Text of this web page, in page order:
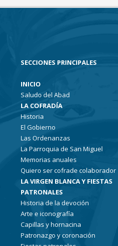
SECCIONES PRINCIPALES
INICIO
Saludo del Abad
LA COFRADÍA
Historia
El Gobierno
Las Ordenanzas
La Parroquia de San Miguel
Memorias anuales
Quiero ser cofrade colaborador
LA VIRGEN BLANCA Y FIESTAS
PATRONALES
Historia de la devoción
Arte e iconografía
Capillas y hornacina
Patronazgo y coronación